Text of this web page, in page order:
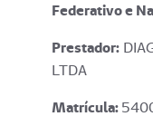
Federativo e
Prestador:
LTDA
Matrícula: